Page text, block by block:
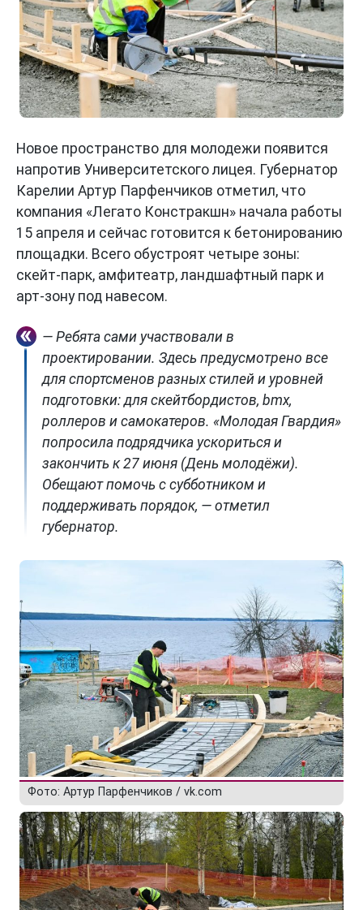
Новое пространство для молодежи появится
напротив Университетского лицея. Губернатор
Карелии Артур Парфенчиков отметил, что
компания «Легато Констракшн» начала работы
15 апреля и сейчас готовится к бетонированию
площадки. Всего обустроят четыре зоны:
скейт-парк, амфитеатр, ландшафтный парк и
арт-зону под навесом.
— Ребята сами участвовали в
проектировании. Здесь предусмотрено все
для спортсменов разных стилей и уровней
подготовки: для скейтбордистов, bmx,
роллеров и самокатеров. «Молодая Гвардия»
попросила подрядчика ускориться и
закончить к 27 июня (День молодёжи).
Обещают помочь с субботником и
поддерживать порядок, — отметил
губернатор.
Фото: Артур Парфенчиков / vk.com